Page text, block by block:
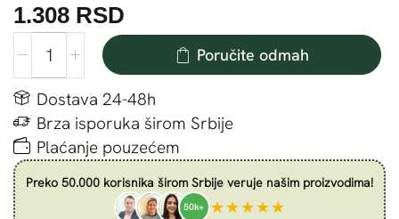
1.308 RSD
Poručite odmah
Dostava 24-48h
Brza isporuka širom Srbije
Plaćanje pouzećem
Preko 50.000 korisnika širom Srbije veruje našim proizvodima!
50k+ ★★★★★